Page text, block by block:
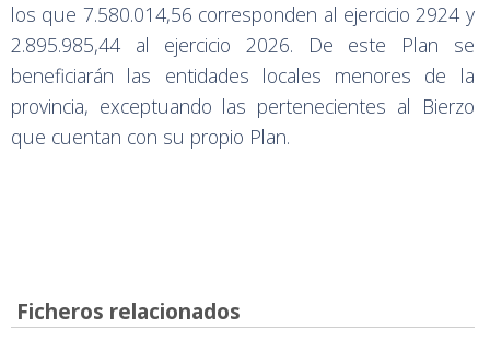
los que 7.580.014,56 corresponden al ejercicio 2924 y
2.895.985,44 al ejercicio 2026. De este Plan se
beneficiarán las entidades locales menores de la
provincia, exceptuando las pertenecientes al Bierzo
que cuentan con su propio Plan.
Ficheros relacionados